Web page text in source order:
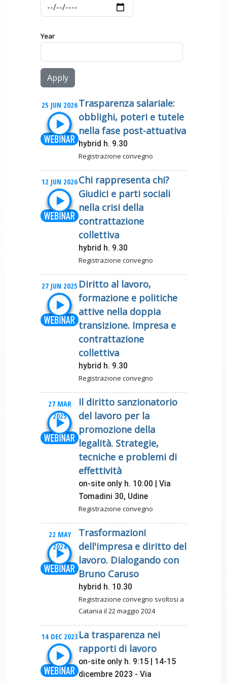
Year
25 JUN 2026Trasparenza salariale:
obblighi, poteri e tutele
nella fase post-attuativa
hybrid h. 9.30
Registrazione convegno
12 JUN 2026Chi rappresenta chi?
Giudici e parti sociali
nella crisi della
contrattazione
collettiva
hybrid h. 9.30
Registrazione convegno
27 JUN 2025 Diritto al lavoro,
formazione e politiche
attive nella doppia
transizione. Impresa e
contrattazione
collettiva
hybrid h. 9.30
Registrazione convegno
27 MAR
2025
Il diritto sanzionatorio
del lavoro per la
promozione della
legalità. Strategie,
tecniche e problemi di
effettività
on-site only h. 10:00 | Via
Tomadini 30, Udine
Registrazione convegno
22 MAY
2024
Trasformazioni
dell'impresa e diritto del
lavoro. Dialogando con
Bruno Caruso
hybrid h. 10.30
Registrazione convegno svoltosi a
Catania il 22 maggio 2024
14 DEC 2023 La trasparenza nei
rapporti di lavoro
on-site only h. 9:15 | 14-15
dicembre 2023 - Via